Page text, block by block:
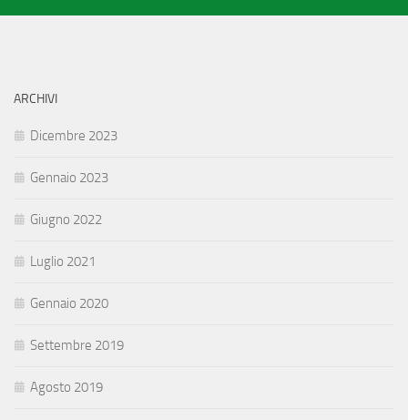
ARCHIVI
Dicembre 2023
Gennaio 2023
Giugno 2022
Luglio 2021
Gennaio 2020
Settembre 2019
Agosto 2019